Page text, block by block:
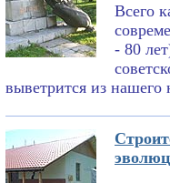
Всего
- 80
выветрится из нашего